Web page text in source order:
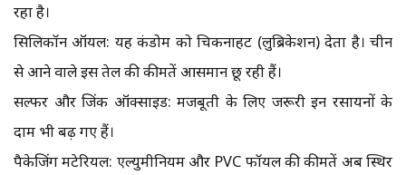
रहा है।
सिलिकॉन ऑयल: यह कंडोम को चिकनाहट (लुब्रिकेशन) देता है। चीन
से आने वाले इस तेल की कीमतें आसमान छू रही हैं।
सल्फर और जिंक ऑक्साइड: मजबूती के लिए जरूरी इन रसायनों के
दाम भी बढ़ गए हैं।
पैकेजिंग मटेरियल: एल्युमीनियम और PVC फॉयल की कीमतें अब स्थिर